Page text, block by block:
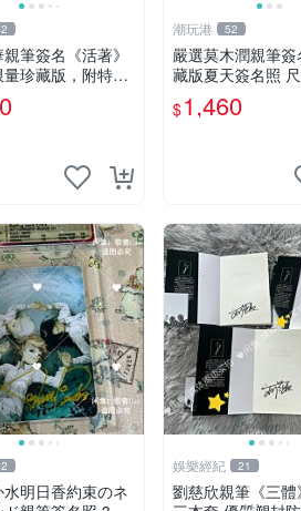
筆簽名《活著》
珍藏版，附特有
著 小說 簽名書
潮玩港 52
嚴選莫木潤親筆
藏版夏天簽名照
8.4公分 附原裝相
藏家必備 《光死去
$1,460
明日香約束のネ
娛樂經紀 21
劉慈欣親筆《三